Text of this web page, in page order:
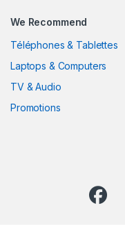
We Recommend
Téléphones & Tablettes
Laptops & Computers
TV & Audio
Promotions